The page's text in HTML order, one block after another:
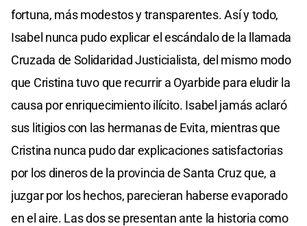
fortuna, más modestos y transparentes. Así y todo,
Isabel nunca pudo explicar el escándalo de la llamada
Cruzada de Solidaridad Justicialista, del mismo modo
que Cristina tuvo que recurrir a Oyarbide para eludir la
causa por enriquecimiento ilícito. Isabel jamás aclaró
sus litigios con las hermanas de Evita, mientras que
Cristina nunca pudo dar explicaciones satisfactorias
por los dineros de la provincia de Santa Cruz que, a
juzgar por los hechos, parecieran haberse evaporado
en el aire. Las dos se presentan ante la historia como